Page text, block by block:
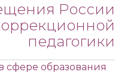
России
педагогики
сфере образования